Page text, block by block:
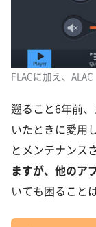
FLACに加え、
遡ること6年前
いたときに愛用
とメンテナンス
ますが、他のア
いても困ること